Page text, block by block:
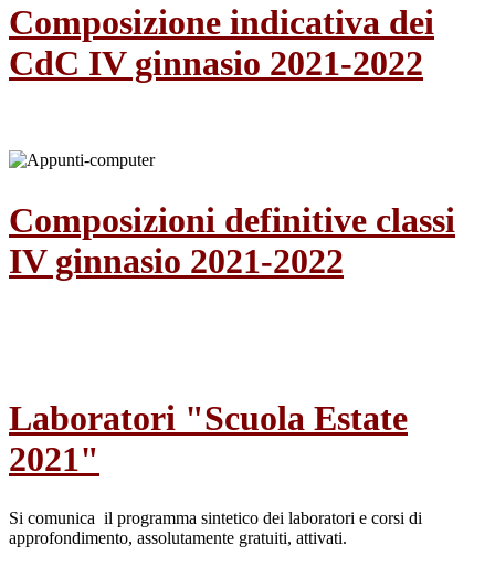
Composizione indicativa dei
CdC IV ginnasio 2021-2022
Composizioni definitive classi
IV ginnasio 2021-2022
Laboratori "Scuola Estate
2021"
Si comunica il programma sintetico dei laboratori e corsi di
approfondimento, assolutamente gratuiti, attivati.